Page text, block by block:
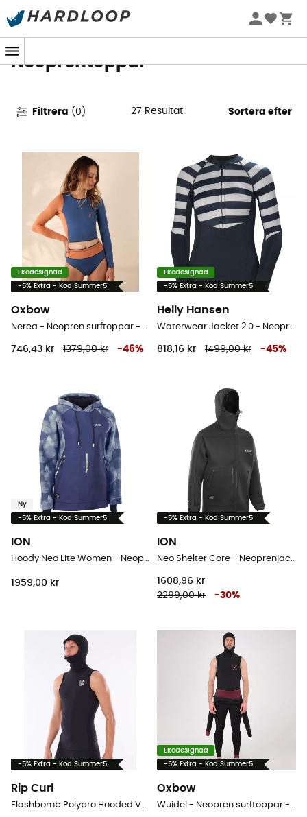
Sommarerbjudanden 🔥 -5 % EXTRA vid köp av 2 produkter*
Neoprentoppar
Filtrera (0 ) 27 Resultat Sortera efter
Ekodesignad
-5% Extra - Kod Summer5
Oxbow
Nerea - Neopren surftoppar - Dam
746,43 kr 1379,00 kr -46%
Ekodesignad
-5% Extra - Kod Summer5
Helly Hansen
Waterwear Jacket 2.0 - Neopren surftoppar - Dam
818,16 kr 1499,00 kr -45%
Ny
-5% Extra - Kod Summer5
ION
Hoody Neo Lite Women - Neoprenjacka - Dam
1959,00 kr
-5% Extra - Kod Summer5
ION
Neo Shelter Core - Neoprenjacka - Herr
1608,96 kr
2299,00 kr
-30%
-5% Extra - Kod Summer5
Rip Curl
Flashbomb Polypro Hooded Vest - Neopren surftoppar - Herr
Ekodesignad
-5% Extra - Kod Summer5
Oxbow
Wuidel - Neopren surftoppar - Herr